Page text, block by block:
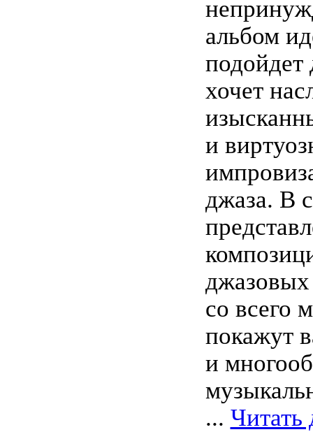
альбом
подойдет
хочет
и
джаза. В
со всего
покажут
и
... Читать